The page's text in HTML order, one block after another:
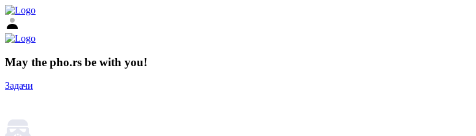
May the pho.rs be with you!
Задачи